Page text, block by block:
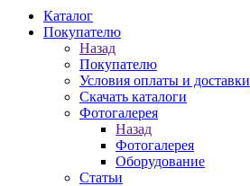
Каталог
Покупателю
Назад
Покупателю
Условия оплаты и доставки
Скачать каталоги
Фотогалерея
Назад
Фотогалерея
Оборудование
Статьи